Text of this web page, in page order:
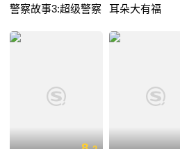
警察故事3:超级警察 耳朵大有福